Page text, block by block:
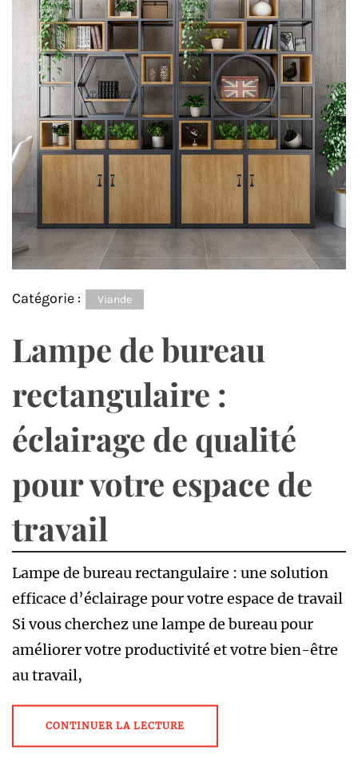
Catégorie : Viande
Lampe de bureau
rectangulaire :
éclairage de qualité
pour votre espace de
travail
Lampe de bureau rectangulaire : une solution
efficace d’éclairage pour votre espace de travail
Si vous cherchez une lampe de bureau pour
améliorer votre productivité et votre bien-être
au travail,
CONTINUER LA LECTURE